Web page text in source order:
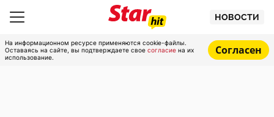
НОВОСТИ
На информационном ресурсе применяются cookie-файлы.
Оставаясь на сайте, вы подтверждаете свое согласие на их
использование.
Согласен